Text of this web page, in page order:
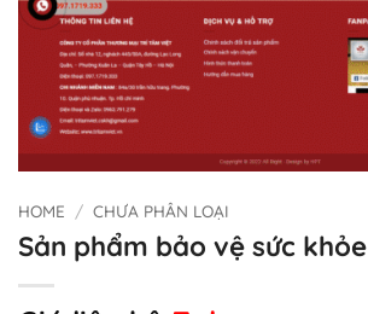
HOME / CHƯA PHÂN LOẠI
Sản phẩm bảo vệ sức khỏe